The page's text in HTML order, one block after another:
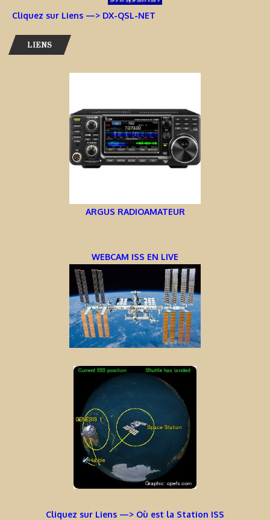
Cliquez sur Liens —> DX-QSL-NET
LIENS
ARGUS RADIOAMATEUR
WEBCAM ISS EN LIVE
Cliquez sur Liens —> Où est la Station ISS